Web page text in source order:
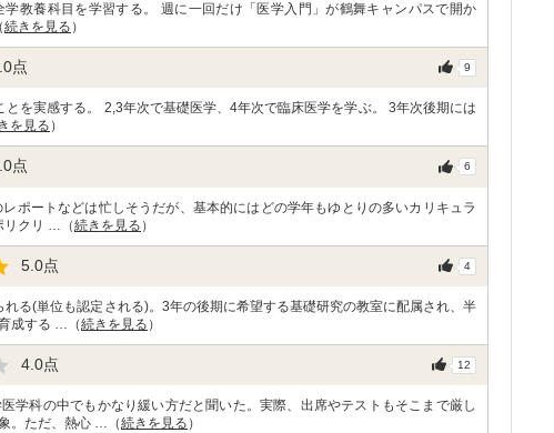
教養科目を学習する。 週に一回だけ「医学入門」が鶴舞キャンパスで開か
続きを見る ）
点 9
を実感する。 2,3年次で基礎医学、4年次で臨床医学を学ぶ。 3年次後期には
を見る ）
点 6
ポートなどは忙しそうだが、基本的にはどの学年もゆとりの多いカリキュラ
リクリ …（続きを見る ）
5.0点 4
る(単位も認定される)。3年の後期に希望する基礎研究の教室に配属され、半
成する …（続きを見る ）
4.0点 12
学科の中でもかなり緩い方だと聞いた。実際、出席やテストもそこまで厳し
。ただ、熱心 …（続きを見る ）